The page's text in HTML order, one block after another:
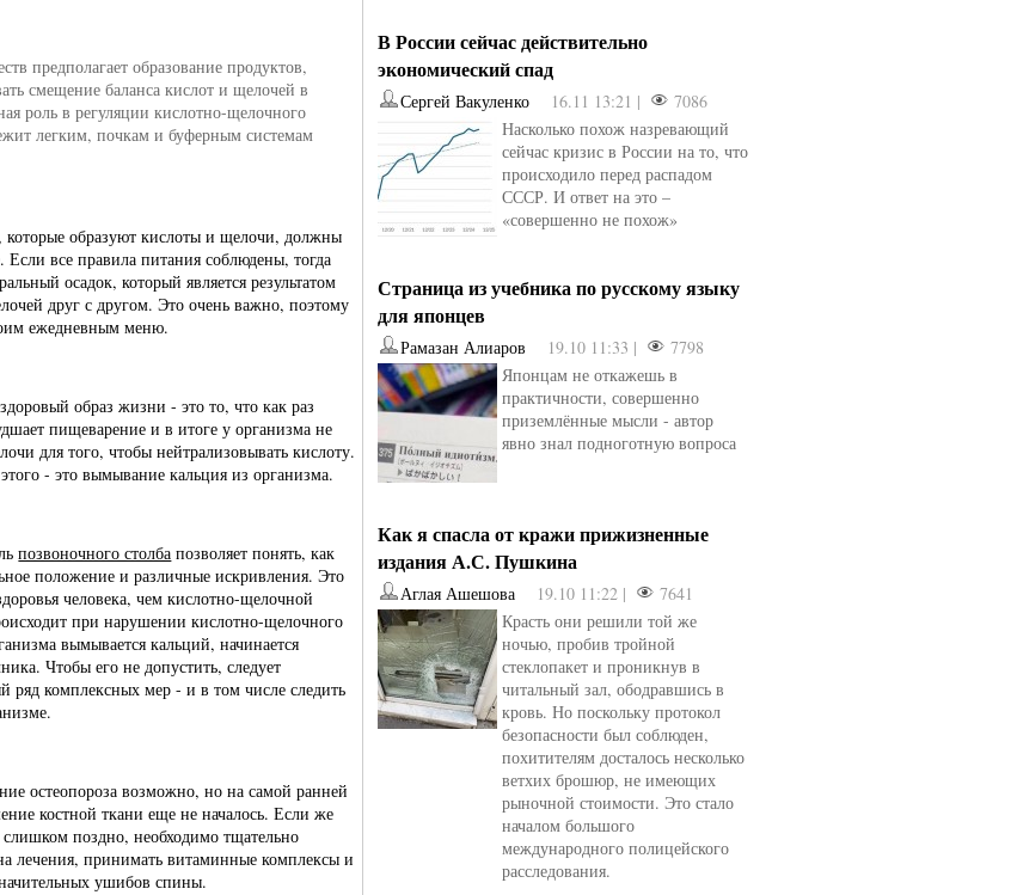
предполагает образование продуктов,
смещение баланса кислот и щелочей в
роль в регуляции кислотно-щелочного
легким, почкам и буферным системам
образуют кислоты и щелочи, должны
Если все правила питания соблюдены, тогда
осадок, который является результатом
друг с другом. Это очень важно, поэтому
ежедневным меню.
образ жизни - это то, что как раз
пищеварение и в итоге у организма не
для того, чтобы нейтрализовывать кислоту.
- это вымывание кальция из организма.
позвоночного столба позволяет понять, как
положение и различные искривления. Это
человека, чем кислотно-щелочной
при нарушении кислотно-щелочного
вымывается кальций, начинается
Чтобы его не допустить, следует
ряд комплексных мер - и в том числе следить
остеопороза возможно, но на самой ранней
костной ткани еще не началось. Если же
поздно, необходимо тщательно
лечения, принимать витаминные комплексы и
ушибов спины.
В России сейчас действительно
экономический спад
Сергей Вакуленко 16.11 13:21 |
7086
Насколько похож назревающий
сейчас кризис в России на то, что
происходило перед распадом
СССР. И ответ на это –
«совершенно не похож»
Страница из учебника по русскому языку
для японцев
Рамазан Алиаров 19.10 11:33 |
7798
Японцам не откажешь в
практичности, совершенно
приземлённые мысли - автор
явно знал подноготную вопроса
Как я спасла от кражи прижизненные
издания А.С. Пушкина
Аглая Ашешова 19.10 11:22 |
7641
Красть они решили той же
ночью, пробив тройной
стеклопакет и проникнув в
читальный зал, ободравшись в
кровь. Но поскольку протокол
безопасности был соблюден,
похитителям досталось несколько
ветхих брошюр, не имеющих
рыночной стоимости. Это стало
началом большого
международного полицейского
расследования.